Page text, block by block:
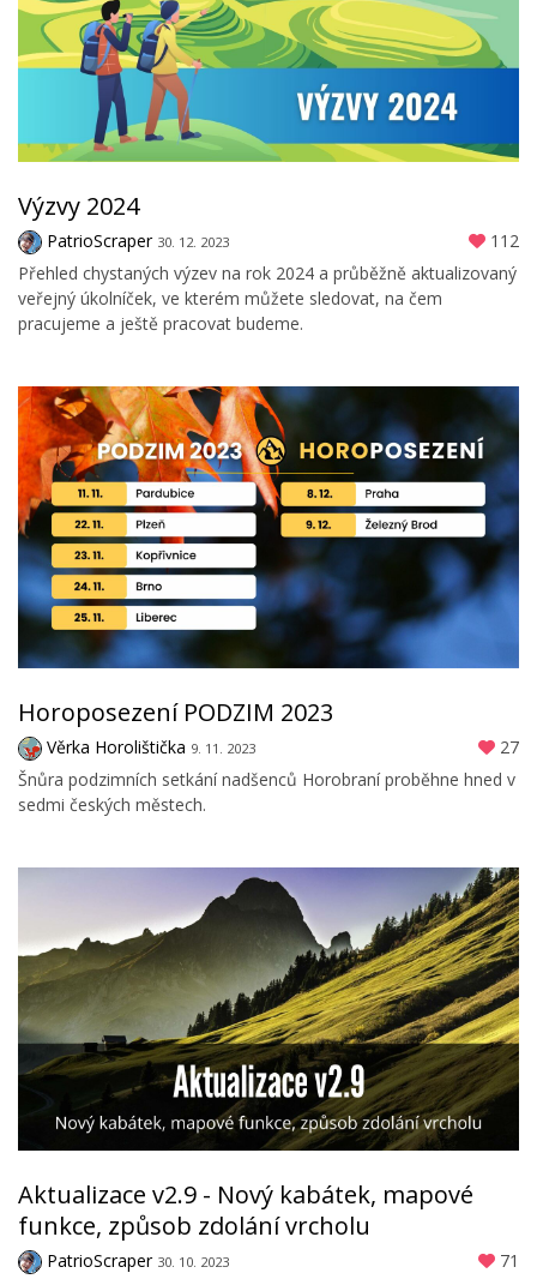
Výzvy 2024
PatrioScraper 30. 12. 2023
112
Přehled chystaných výzev na rok 2024 a průběžně aktualizovaný
veřejný úkolníček, ve kterém můžete sledovat, na čem
pracujeme a ještě pracovat budeme.
Horoposezení PODZIM 2023
Věrka Horolištička 9. 11. 2023
27
Šnůra podzimních setkání nadšenců Horobraní proběhne hned v
sedmi českých městech.
Aktualizace v2.9 - Nový kabátek, mapové
funkce, způsob zdolání vrcholu
PatrioScraper 30. 10. 2023
71